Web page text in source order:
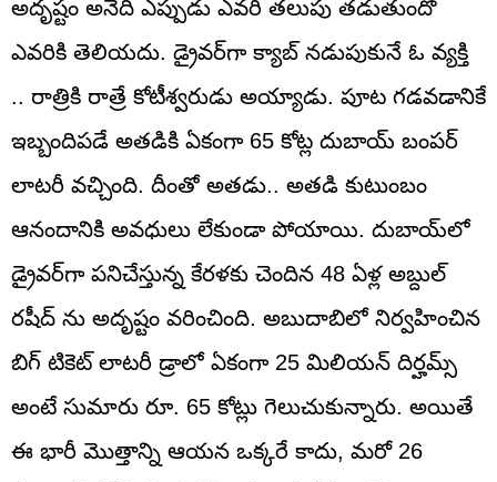
అదృష్టం అనేది ఎప్పుడు ఎవరి తలుపు తడుతుందో
ఎవరికి తెలియదు. డ్రైవర్‌గా క్యాబ్‌ నడుపుకునే ఓ వ్యక్తి
.. రాత్రికి రాత్రే కోటీశ్వరుడు అయ్యాడు. పూట గడవడానికే
ఇబ్బందిపడే అతడికి ఏకంగా 65 కోట్ల దుబాయ్‌ బంపర్
లాటరీ వచ్చింది. దీంతో అతడు.. అతడి కుటుంబం
ఆనందానికి అవధులు లేకుండా పోయాయి. దుబాయ్‌లో
డ్రైవర్‌గా పనిచేస్తున్న కేరళకు చెందిన 48 ఏళ్ల అబ్దుల్
రషీద్ ను అదృష్టం వరించింది. అబుదాబిలో నిర్వహించిన
బిగ్ టికెట్ లాటరీ డ్రాలో ఏకంగా 25 మిలియన్ దిర్హమ్స్
అంటే సుమారు రూ. 65 కోట్లు గెలుచుకున్నారు. అయితే
ఈ భారీ మొత్తాన్ని ఆయన ఒక్కరే కాదు, మరో 26